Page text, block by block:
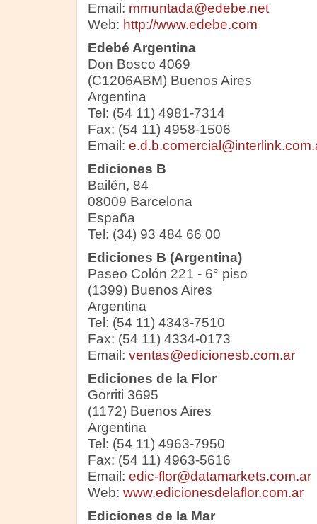
Email: mmuntada@edebe.net
Web: http://www.edebe.com
Edebé Argentina
Don Bosco 4069
(C1206ABM) Buenos Aires
Argentina
Tel: (54 11) 4981-7314
Fax: (54 11) 4958-1506
Email:
Ediciones B
Bailén, 84
08009 Barcelona
España
Tel: (34) 93 484 66 00
Ediciones B (Argentina)
Paseo Colón 221 - 6° piso
(1399) Buenos Aires
Argentina
Tel: (54 11) 4343-7510
Fax: (54 11) 4334-0173
Email: ventas@edicionesb.com.ar
Ediciones de la Flor
Gorriti 3695
(1172) Buenos Aires
Argentina
Tel: (54 11) 4963-7950
Fax: (54 11) 4963-5616
Email: edic-flor@datamarkets.com.ar
Web: www.edicionesdelaflor.com.ar
Ediciones de la Mar